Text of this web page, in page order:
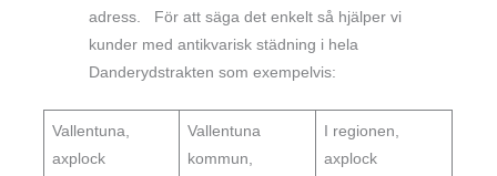
adress. För att säga det enkelt så hjälper vi
kunder med antikvarisk städning i hela
Danderydstrakten som exempelvis:
Vallentuna,
axplock
Vallentuna
kommun,
I regionen,
axplock